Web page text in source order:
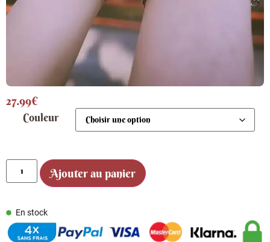
27.99€
Couleur
Ajouter au panier
En stock